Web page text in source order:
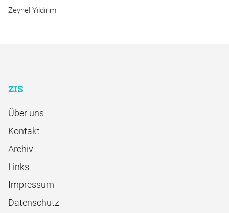
Zeynel Yıldırım
ZIS
Über uns
Kontakt
Archiv
Links
Impressum
Datenschutz